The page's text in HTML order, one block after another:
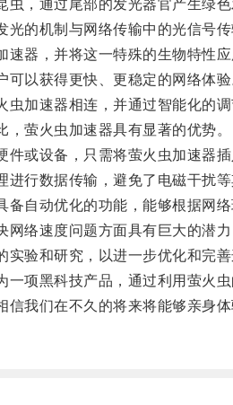
，通过尾部的发光器官产生绿色
的机制与网络传输中的光信号传
器，并将这一特殊的生物特性应
以获得更快、更稳定的网络体验
速器相连，并通过智能化的调
萤火虫加速器具有显著的优势。
或设备，只需将萤火虫加速器插
行数据传输，避免了电磁干扰等
动优化的功能，能够根据网络
络速度问题方面具有巨大的潜力
验和研究，以进一步优化和完善
黑科技产品，通过利用萤火虫
我们在不久的将来将能够亲身体